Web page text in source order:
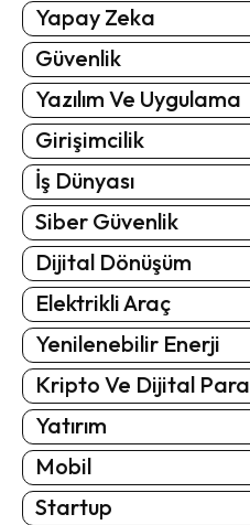
Yapay Zeka
Güvenlik
Yazılım Ve Uygulama
Girişimcilik
İş Dünyası
Siber Güvenlik
Dijital Dönüşüm
Elektrikli Araç
Yenilenebilir Enerji
Kripto Ve Dijital Para
Yatırım
Mobil
Startup